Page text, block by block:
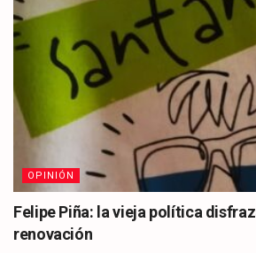
OPINIÓN
Felipe Piña: la vieja política
renovación